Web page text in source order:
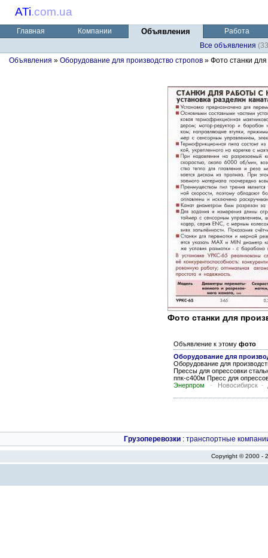
ATi.com.ua
Главная Компании Объявления
Работа
Все объявления
Объявления » Оборудование для производство стропов » Фото станки
Фото станки для
Объявление к этому фото
Оборудование для
Оборудование для
Прессы для опрессовки
ппк-с400м Пресс для
Энерпром - Новосибирск -
Грузоперевозки : транспортные
Copyright © 2000 -